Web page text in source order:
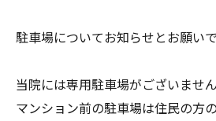
駐車場についてお知らせとお願い
当院には専用駐車場がございません
マンション前の駐車場は住民の方